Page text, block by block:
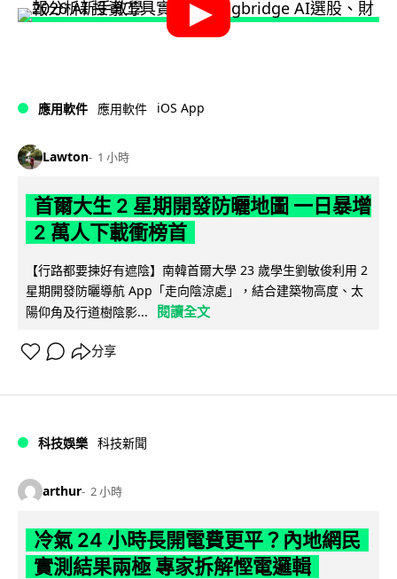
應用軟件 應用軟件 iOS App
Lawton 1 小時
首爾大生 2 星期開發防曬地圖 一日暴增
2 萬人下載衝榜首
【行路都要揀好有遮陰】南韓首爾大學 23 歲學生劉敏俊利用 2
星期開發防曬導航 App「走向陰涼處」，結合建築物高度、太
陽仰角及行道樹陰影...
閱讀全文
分享
科技娛樂 科技新聞
arthur 2 小時
冷氣 24 小時長開電費更平？內地網民
實測結果兩極 專家拆解慳電邏輯